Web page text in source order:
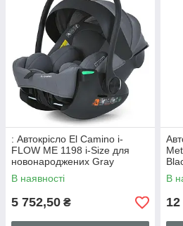
: Автокрісло El Camino i-
FLOW ME 1198 i-Size для
новонароджених Gray
В наявності
5 752,50 ₴
з
В